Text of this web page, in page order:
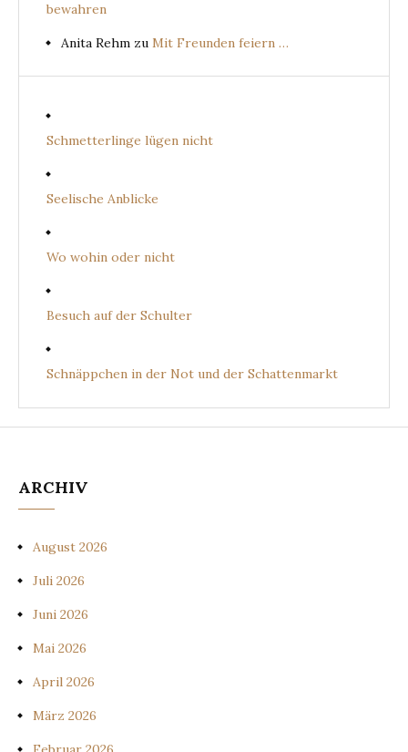
bewahren
Anita Rehm zu Mit Freunden feiern …
Schmetterlinge lügen nicht
Seelische Anblicke
Wo wohin oder nicht
Besuch auf der Schulter
Schnäppchen in der Not und der Schattenmarkt
ARCHIV
August 2026
Juli 2026
Juni 2026
Mai 2026
April 2026
März 2026